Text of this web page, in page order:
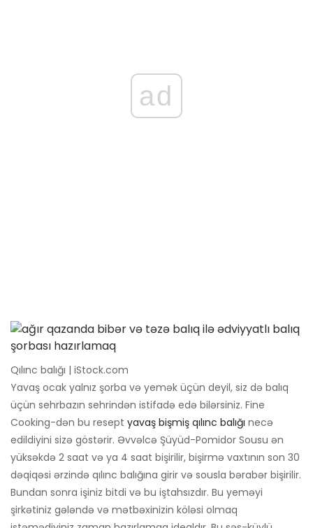
ad
Qılınc balığı | iStock.com
Yavaş ocak yalnız şorba və yemək üçün deyil, siz də balıq
üçün sehrbazın sehrindən istifadə edə bilərsiniz. Fine
Cooking-dən bu resept yavaş bişmiş qılınc balığı necə
edildiyini sizə göstərir. Əvvəlcə Şüyüd-Pomidor Sousu ən
yüksəkdə 2 saat və ya 4 saat bişirilir, bişirmə vaxtının son 30
dəqiqəsi ərzində qılınc balığına girir və sousla bərabər bişirilir.
Bundan sonra işiniz bitdi və bu iştahsızdır. Bu yeməyi
şirkətiniz gələndə və mətbəxinizin köləsi olmaq